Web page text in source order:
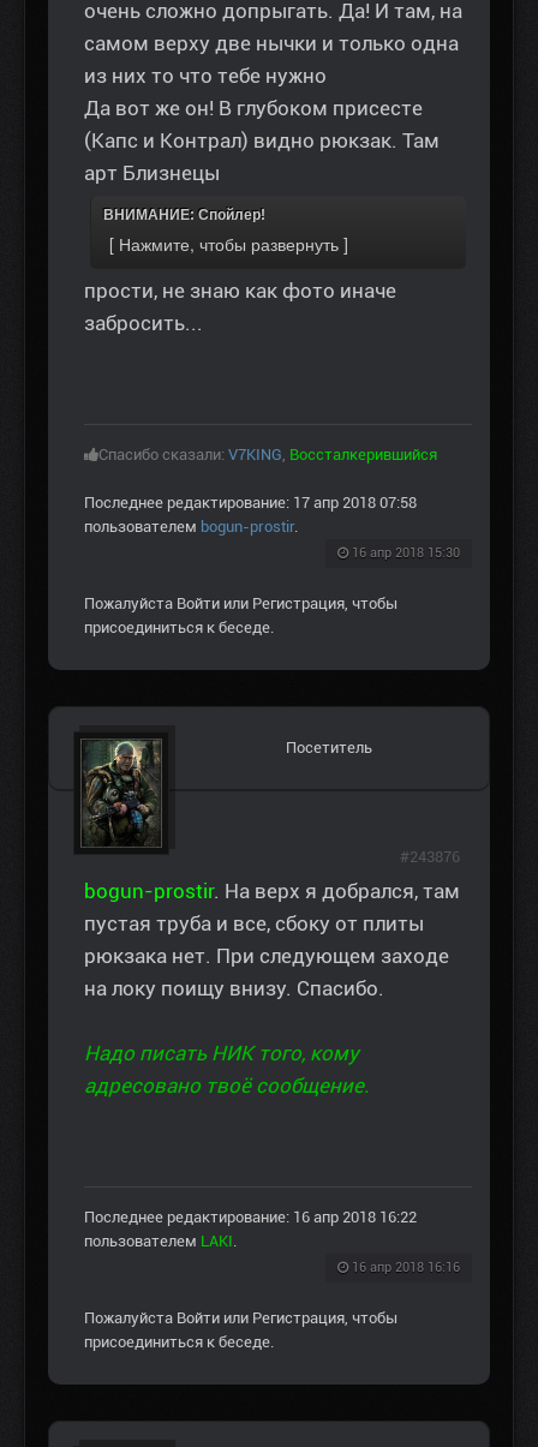
очень сложно допрыгать. Да! И там, на
самом верху две нычки и только одна
из них то что тебе нужно
Да вот же он! В глубоком присесте
(Капс и Контрал) видно рюкзак. Там
арт Близнецы
ВНИМАНИЕ: Спойлер!
прости, не знаю как фото иначе
забросить...
Спасибо сказали: V7KING, Воссталкерившийся
Последнее редактирование: 17 апр 2018 07:58
пользователем bogun-prostir.
16 апр 2018 15:30
Пожалуйста Войти или Регистрация, чтобы
присоединиться к беседе.
Посетитель
bogun-prostir. На верх я добрался, там
пустая труба и все, сбоку от плиты
рюкзака нет. При следующем заходе
на локу поищу внизу. Спасибо.
Надо писать НИК того, кому
адресовано твоё сообщение.
Последнее редактирование: 16 апр 2018 16:22
пользователем LAKI.
16 апр 2018 16:16
#243876
Пожалуйста Войти или Регистрация, чтобы
присоединиться к беседе.